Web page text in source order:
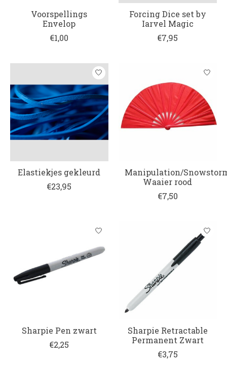
Voorspellings
Envelop
€1,00
Forcing Dice set by
Iarvel Magic
€7,95
Elastiekjes gekleurd
€23,95
Manipulation/
Waaier rood
€7,50
Sharpie Pen zwart
€2,25
Sharpie Retractable
Permanent Zwart
€3,75